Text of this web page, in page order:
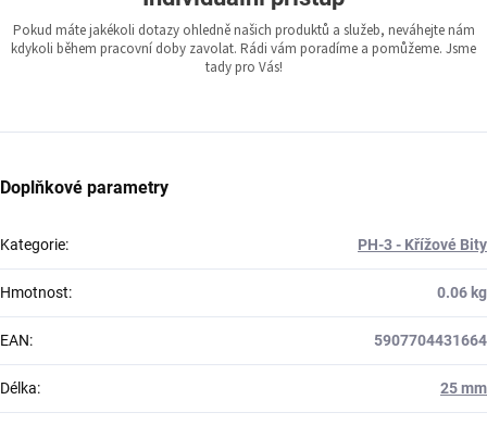
Pokud máte jakékoli dotazy ohledně našich produktů a služeb, neváhejte nám
kdykoli během pracovní doby zavolat. Rádi vám poradíme a pomůžeme. Jsme
tady pro Vás!
Doplňkové parametry
Kategorie: PH-3 - Křížové Bity
Hmotnost: 0.06 kg
EAN: 5907704431664
Délka: 25 mm